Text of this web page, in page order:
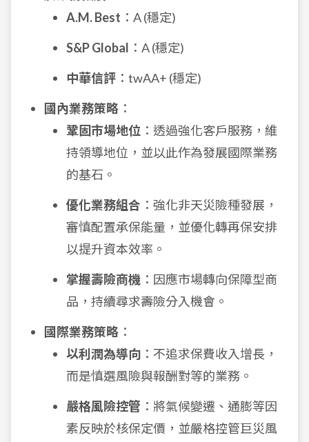
A.M. Best ：A (穩定)
S&P Global ：A (穩定)
中華信評 ：twAA+ (穩定)
國內業務策略 ：
鞏固市場地位 ：透過強化客戶服務，維
持領導地位，並以此作為發展國際業務
的基石。
優化業務組合 ：強化非天災險種發展，
審慎配置承保能量，並優化轉再保安排
以提升資本效率。
掌握壽險商機 ：因應市場轉向保障型商
品，持續尋求壽險分入機會。
國際業務策略 ：
以利潤為導向 ：不追求保費收入增長，
而是慎選風險與報酬對等的業務。
嚴格風險控管 ：將氣候變遷、通膨等因
素反映於核保定價，並嚴格控管巨災風